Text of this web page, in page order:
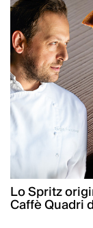
Lo Spritz
Caffè Quadri